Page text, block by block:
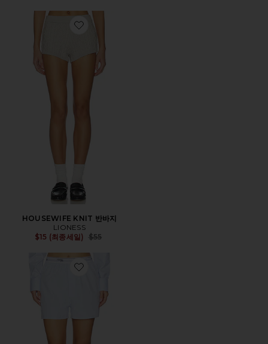
Favorite HOUSEWIFE KNIT 반바지
HOUSEWIFE KNIT 반바지
LIONESS
$15 (최종세일)
Previous price:
$55
Favorite HG 복서 팬츠